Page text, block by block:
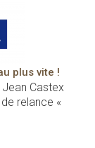
plus vite !
Castex
relance «